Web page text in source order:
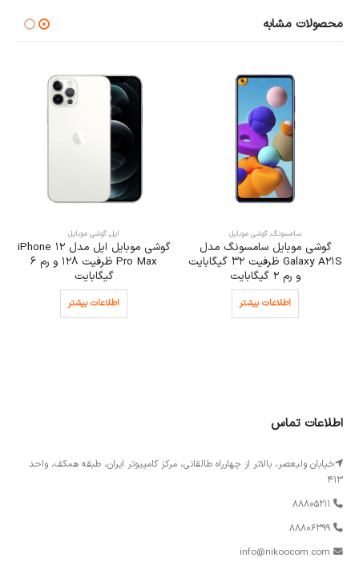
محصولات مشابه
سامسونگ, گوشی موبایل
گوشی موبایل سامسونگ مدل
Galaxy A21S ظرفیت 32 گیگابایت
و رم 2 گیگابایت
اطلاعات بیشتر
اپل, گوشی موبایل
گوشی موبایل اپل مدل iPhone 12
Pro Max ظرفیت 128 و رم 6
گیگابایت
اطلاعات بیشتر
اطلاعات تماس
خیابان ولیعصر، بالاتر از چهارراه طالقانی، مرکز کامپیوتر ایران، طبقه همکف، واحد
413
88805211
88806399
info@nikoocom.com